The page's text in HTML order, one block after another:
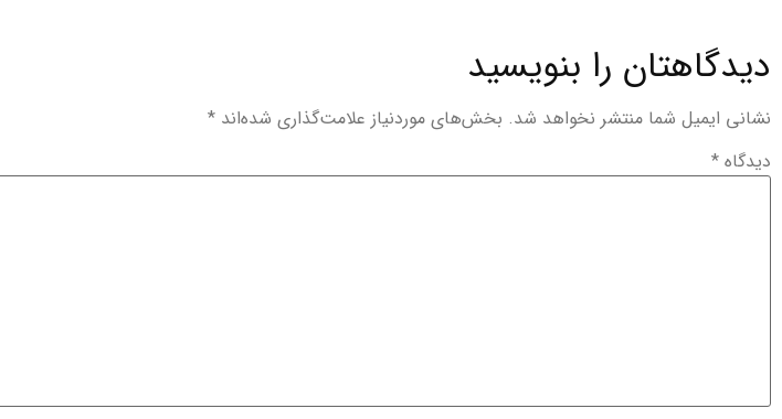
دیدگاهتان را بنویسید
نشانی ایمیل شما منتشر نخواهد شد. بخش‌های موردنیاز علامت‌گذاری شده‌اند *
دیدگاه *